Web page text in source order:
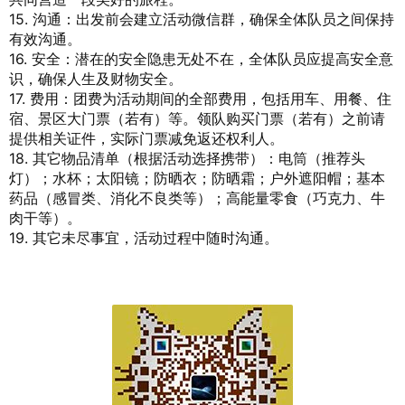
15. 沟通：出发前会建立活动微信群，确保全体队员之间保持
有效沟通。
16. 安全：潜在的安全隐患无处不在，全体队员应提高安全意
识，确保人生及财物安全。
17. 费用：团费为活动期间的全部费用，包括用车、用餐、住
宿、景区大门票（若有）等。领队购买门票（若有）之前请
提供相关证件，实际门票减免返还权利人。
18. 其它物品清单（根据活动选择携带）：电筒（推荐头
灯）；水杯；太阳镜；防晒衣；防晒霜；户外遮阳帽；基本
药品（感冒类、消化不良类等）；高能量零食（巧克力、牛
肉干等）。
19. 其它未尽事宜，活动过程中随时沟通。